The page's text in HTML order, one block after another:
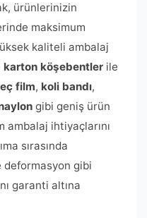
ürünlerinizin
maksimum
kaliteli ambalaj
karton köşebentler ile
film, koli bandı,
gibi geniş ürün
ihtiyaçlarını
sırasında
deformasyon gibi
garanti altına